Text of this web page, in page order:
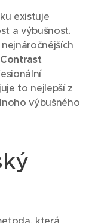
existuje
a výbušnost.
to nejlepší z
výbušného